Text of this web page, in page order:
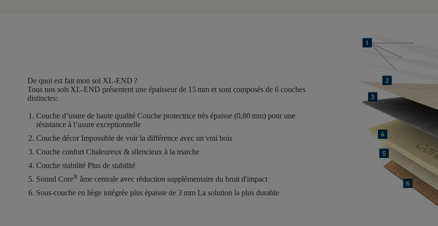
De quoi est fait mon sol XL-END ?
Tous nos sols XL-END présentent une épaisseur de 15 mm et sont composés de 6 couches
distinctes:
Couche d’usure de haute qualité Couche protectrice très épaisse (0,80 mm) pour une
résistance à l’usure exceptionnelle
Couche décor Impossible de voir la différence avec un vrai bois
Couche confort Chaleureux & silencieux à la marche
Couche stabilité Plus de stabilité
Sound Core® âme centrale avec réduction supplémentaire du bruit d'impact
Sous-couche en liège intégrée plus épaisse de 3 mm La solution la plus durable